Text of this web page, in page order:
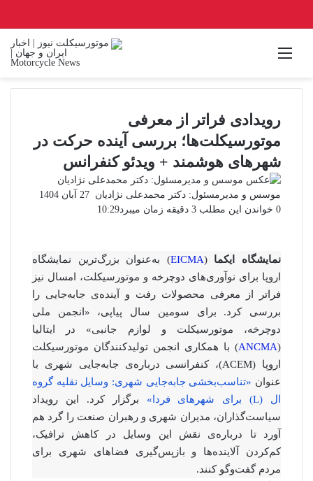
منو
رویدادی فراتر از معرفی
موتورسیکلت‌ها؛ بررسی آینده حرکت در
شهرهای هوشمند + ویدئو کنفرانس
موسس و مدیرمسئول: دکتر محمدعلی نژادیان ارسال 27 آبان 1404
10:29
0 خواندن این مطلب 3 دقیقه زمان میبرد
نمایشگاه ایکما (
EICMA) به‌عنوان بزرگ‌ترین نمایشگاه
اروپا برای نوآوری‌های دوچرخه‌ و موتورسیکلت، امسال نیز
فراتر از معرفی محصولات رفت و آینده‌ی جابه‌جایی را
بررسی کرد. برای سومین سال پیاپی، «انجمن ملی
دوچرخه، موتورسیکلت و لوازم جانبی» در ایتالیا
(
ANCMA) با همکاری انجمن تولیدکنندگان موتورسیکلت
اروپا (ACEM)، کنفرانسی درباره‌ی جابه‌جایی شهری با
عنوان «تناسب‌بخشی جابه‌جایی شهری: وسایل نقلیه گروه
ال (L) برای شهرهای فردا»
برگزار کرد. این رویداد
سیاست‌گذاران، مدیران شهری و رهبران صنعت را گرد هم
آورد تا درباره‌ی نقش این وسایل در کاهش ترافیک،
کم‌کردن آلاینده‌ها و بازپس‌گیری فضاهای شهری برای
مردم گفت‌وگو کنند.